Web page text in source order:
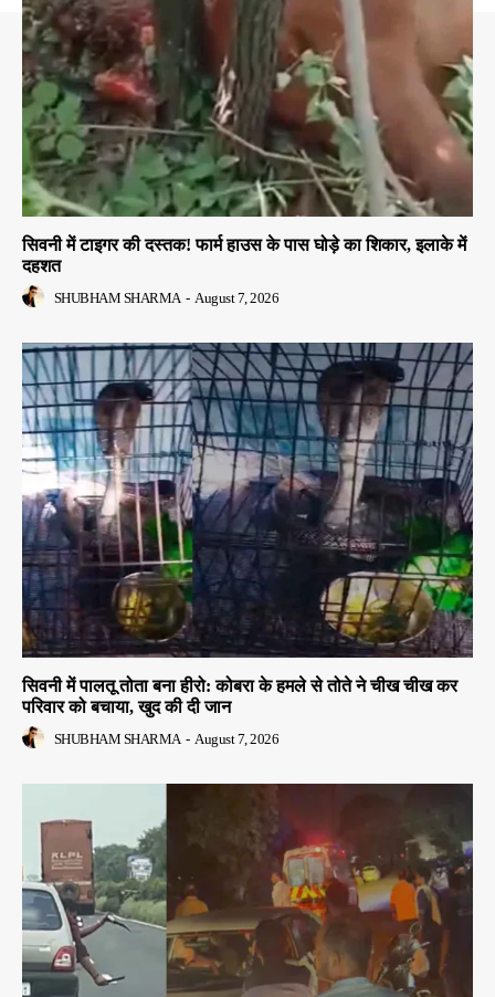
सिवनी में टाइगर की दस्तक! फार्म हाउस के पास घोड़े का शिकार, इलाके में
दहशत
SHUBHAM SHARMA - August 7, 2026
सिवनी में पालतू तोता बना हीरो: कोबरा के हमले से तोते ने चीख चीख कर
परिवार को बचाया, खुद की दी जान
SHUBHAM SHARMA - August 7, 2026